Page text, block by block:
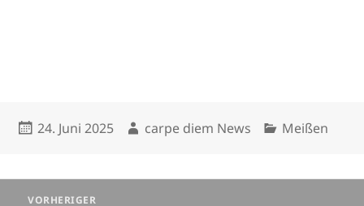
Veröffentlicht
24. Juni 2025 Autor
carpe diem News Kategorien
Meißen
Beitragsnavigation
VORHERIGER